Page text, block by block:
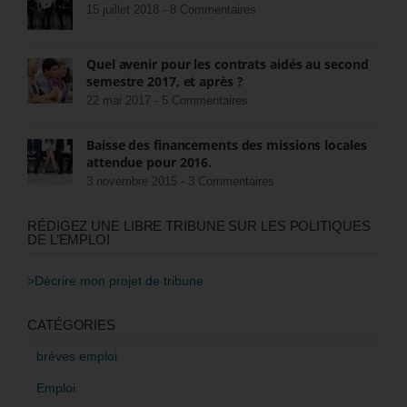
15 juillet 2018 - 8 Commentaires
Quel avenir pour les contrats aidés au second
semestre 2017, et après ?
22 mai 2017 - 5 Commentaires
Baisse des financements des missions locales
attendue pour 2016.
3 novembre 2015 - 3 Commentaires
RÉDIGEZ UNE LIBRE TRIBUNE SUR LES POLITIQUES
DE L’EMPLOI
>Décrire mon projet de tribune
CATÉGORIES
brèves emploi
Emploi